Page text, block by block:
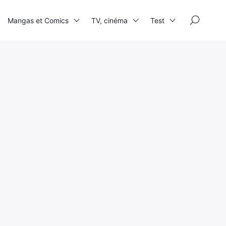
Mangas et Comics TV, cinéma Test